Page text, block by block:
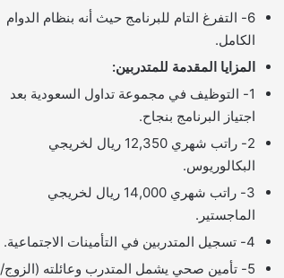
6- التفرغ التام للبرنامج حيث أنه بنظام الدوام
الكامل.
المزايا المقدمة للمتدربين:
1- التوظيف في مجموعة تداول السعودية بعد
اجتياز البرنامج بنجاح.
2- راتب شهري 12,350 ريال لخريجي
البكالوريوس.
3- راتب شهري 14,000 ريال لخريجي
الماجستير.
4- تسجيل المتدربين في التأمينات الاجتماعية.
5- تأمين صحي يشمل المتدرب وعائلته (الزوج/